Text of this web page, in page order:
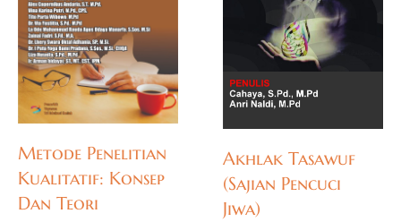
Metode Penelitian
Kualitatif: Konsep
Dan Teori
Akhlak Tasawuf
(Sajian Pencuci
Jiwa)